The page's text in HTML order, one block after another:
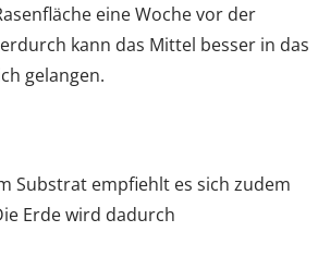
eine Woche vor der
kann das Mittel besser in das
gelangen.
Substrat empfiehlt es sich zudem
Erde wird dadurch